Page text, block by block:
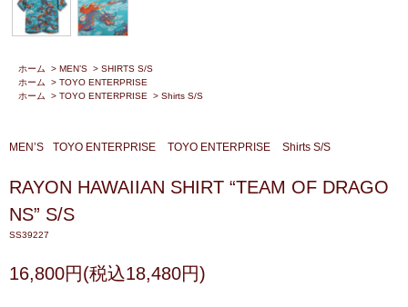
ホーム > MEN’S > SHIRTS S/S
ホーム
> TOYO ENTERPRISE
ホーム
> TOYO ENTERPRISE > Shirts S/S
MEN’S TOYO ENTERPRISE TOYO ENTERPRISE Shirts S/S
RAYON HAWAIIAN SHIRT “TEAM OF DRAGO
NS” S/S
SS39227
16,800円(税込18,480円)